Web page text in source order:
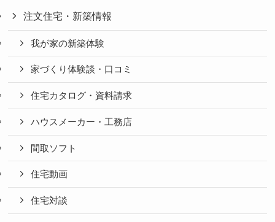
注文住宅・新築情報
我が家の新築体験
家づくり体験談・口コミ
住宅カタログ・資料請求
ハウスメーカー・工務店
間取ソフト
住宅動画
住宅対談